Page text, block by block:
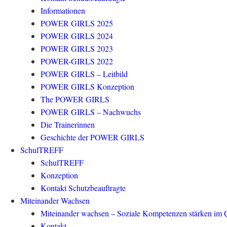
Informationen
POWER GIRLS 2025
POWER GIRLS 2024
POWER GIRLS 2023
POWER-GIRLS 2022
POWER GIRLS – Leitbild
POWER GIRLS Konzeption
The POWER GIRLS
POWER GIRLS – Nachwuchs
Die Trainerinnen
Geschichte der POWER GIRLS
SchulTREFF
SchulTREFF
Konzeption
Kontakt Schutzbeauftragte
Miteinander Wachsen
Miteinander wachsen – Soziale Kompetenzen stärken im